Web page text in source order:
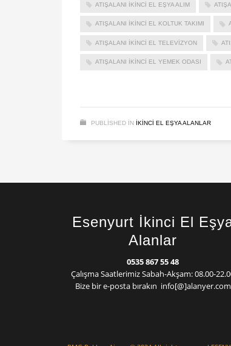
ATIŞALANI IKINCI EL EŞYA ALIM
ATIŞALANI IKINCI EL KOLTUK TAKIMI
ATIŞALANI IKINCI EL TELEVIZYON
ATIŞALANI IKINCI EL YEMEK ODASI
PUBLISHED IN IKINCI EL EŞYA ALANLAR
Esenyurt İkinci El
Alanlar
0535 867 55 48
Çalışma Saatlerimiz Sabah-Akşam: 08.00-
Bize bir e-posta bırakın info[@]alanyer.com